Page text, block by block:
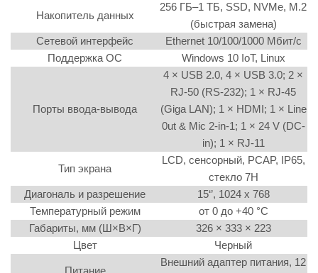
Накопитель данных
256 ГБ–1 ТБ, SSD, NVMе, M.2
(быстрая замена)
Сетевой интерфейс
Ethernet 10/100/1000 Мбит/с
Поддержка ОС
Windows 10 IoT, Linux
Порты ввода-вывода
4 × USB 2.0, 4 × USB 3.0; 2 ×
RJ-50 (RS-232); 1 × RJ-45
(Giga LAN); 1 × HDMI; 1 × Line
0ut & Mic 2-in-1; 1 × 24 V (DC-
in); 1 × RJ-11
Тип экрана
LCD, сенсорный, PCAP, IP65,
стекло 7H
Диагональ и разрешение
15‘’, 1024 x 768
Температурный режим
от 0 до +40 °C
Габариты, мм (Ш×В×Г)
326 × 333 × 223
Цвет
Черный
Питание
Внешний адаптер питания, 12